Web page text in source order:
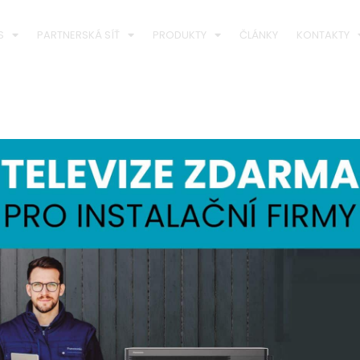
PARTNERSKÁ SÍŤ PRODUKTY ČLÁNKY KONTAKTY